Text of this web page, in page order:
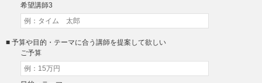
希望講師3
■ 予算や目的・テーマに合う講師を提案して欲しい
ご予算